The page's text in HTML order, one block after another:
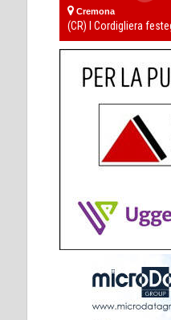
Cremona
(CR) I Cordigliera